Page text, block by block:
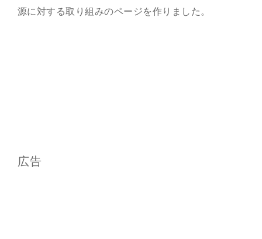
源に対する取り組みのページを作りました。
広告